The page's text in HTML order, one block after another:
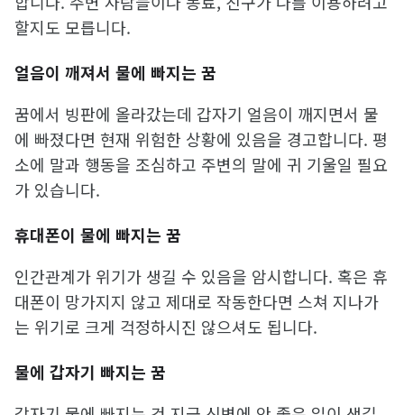
할지도 모릅니다.
얼음이 깨져서 물에 빠지는 꿈
꿈에서 빙판에 올라갔는데 갑자기 얼음이 깨지면서 물
에 빠졌다면 현재 위험한 상황에 있음을 경고합니다. 평
소에 말과 행동을 조심하고 주변의 말에 귀 기울일 필요
가 있습니다.
휴대폰이 물에 빠지는 꿈
인간관계가 위기가 생길 수 있음을 암시합니다. 혹은 휴
대폰이 망가지지 않고 제대로 작동한다면 스쳐 지나가
는 위기로 크게 걱정하시진 않으셔도 됩니다.
물에 갑자기 빠지는 꿈